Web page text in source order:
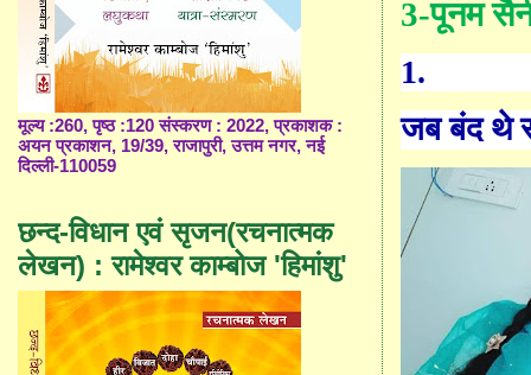
3-पूनम
1.
जब बंद थे
मूल्य :260, पृष्ठ :120 संस्करण : 2022, प्रकाशक :
अयन प्रकाशन, 19/39, राजापुरी, उत्तम नगर, नई
दिल्ली-110059
छन्द-विधान एवं सृजन(रचनात्मक
लेखन) : रामेश्वर काम्बोज 'हिमांशु'